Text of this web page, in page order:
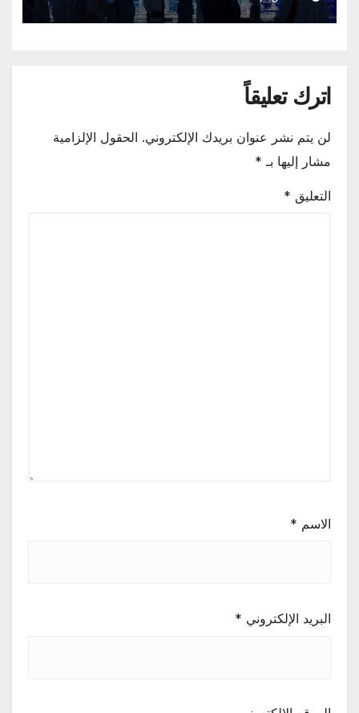
اترك تعليقاً
لن يتم نشر عنوان بريدك الإلكتروني. الحقول الإلزامية
مشار إليها بـ *
التعليق *
الاسم *
البريد الإلكتروني *